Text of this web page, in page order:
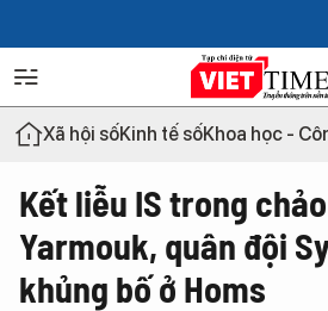
Xã hội sốKinh tế sốKhoa học -
Kết liễu IS trong
Yarmouk, quân đội
khủng bố ở Homs